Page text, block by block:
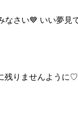
さい💙 いい夢見
残りませんように